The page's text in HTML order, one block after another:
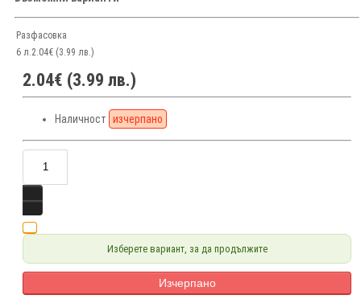
Разфасовка
6 л. 2.04€ (3.99 лв.)
2.04€ (3.99 лв.)
Наличност изчерпано
Изберете вариант, за да продължите
Изчерпано